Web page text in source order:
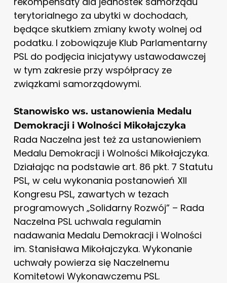
terytorialnego za ubytki w dochodach,
będące skutkiem zmiany kwoty wolnej od
podatku. I zobowiązuje Klub Parlamentarny
PSL do podjęcia inicjatywy ustawodawczej
w tym zakresie przy współpracy ze
związkami samorządowymi.
Stanowisko ws. ustanowienia Medalu
Demokracji i Wolności Mikołajczyka
Rada Naczelna jest też za ustanowieniem
Medalu Demokracji i Wolności Mikołajczyka.
Działając na podstawie art. 86 pkt. 7 Statutu
PSL, w celu wykonania postanowień XII
Kongresu PSL, zawartych w tezach
programowych „Solidarny Rozwój” – Rada
Naczelna PSL uchwala regulamin
nadawania Medalu Demokracji i Wolności
im. Stanisława Mikołajczyka. Wykonanie
uchwały powierza się Naczelnemu
Komitetowi Wykonawczemu PSL.